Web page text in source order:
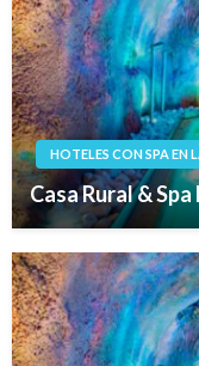
HOTELES CON SPA
Casa Rural &